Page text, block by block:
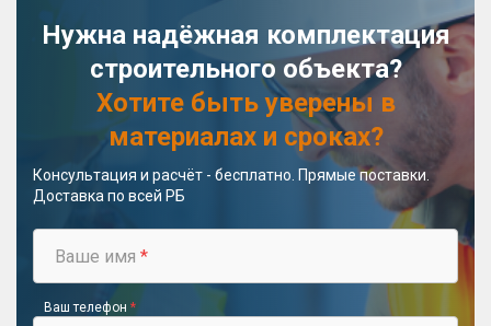
Нужна надёжная комплектация
строительного объекта?
Хотите быть уверены в
материалах и сроках?
Консультация и расчёт - бесплатно. Прямые поставки.
Доставка по всей РБ
Ваше имя *
Ваш телефон *